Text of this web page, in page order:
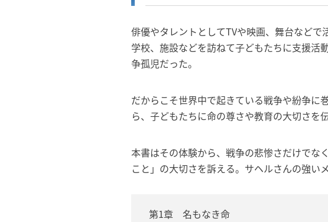
俳優やタレントとしてTVや映画、舞台などで
学校、施設などを訪ねて子どもたちに支援活
争孤児だった。
だからこそ世界中で起きている戦争や紛争に
ら、子どもたちに命の尊さや教育の大切さを
本書はその体験から、戦争の悲惨さだけでな
こと」の大切さを訴える。サヘルさんの強い
第1章 名もなき命